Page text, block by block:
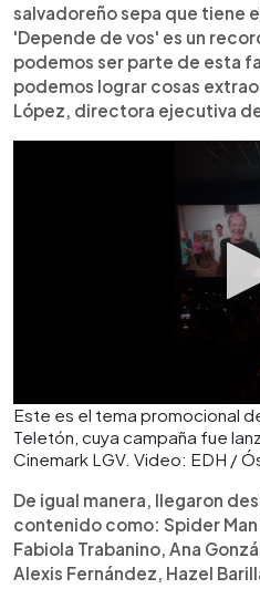
salvadoreño sepa que tiene
'Depende de vos' es un
podemos ser parte de esta
podemos lograr cosas
López, directora ejecutiva
Este es el tema promocional
Teletón, cuya campaña fue
Cinemark LGV. Video: EDH /
De igual manera, llegaron
contenido como: Spider
Fabiola Trabanino, Ana
Alexis Fernández, Hazel